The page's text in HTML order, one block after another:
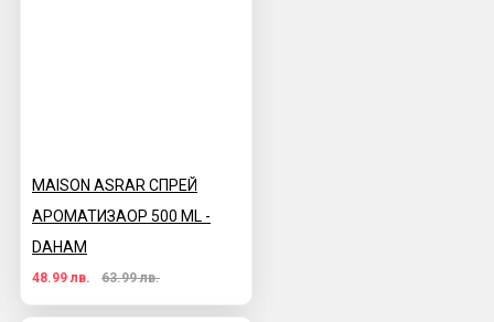
MAISON ASRAR СПРЕЙ
АРОМАТИЗАОР 500 ML -
DAHAM
48.99 лв. 63.99 лв.